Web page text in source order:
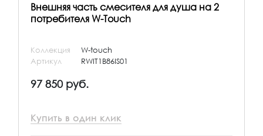
Внешняя часть смесителя для душа на 2
потребителя W-Touch
Коллекция
W-touch
Артикул
RWIT1B86IS01
97 850 руб.
Купить в один клик